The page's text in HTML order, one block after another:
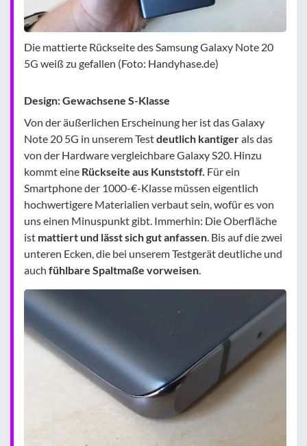
Die mattierte Rückseite des Samsung Galaxy Note 20
5G weiß zu gefallen (Foto: Handyhase.de)
Design: Gewachsene S-Klasse
Von der äußerlichen Erscheinung her ist das Galaxy
Note 20 5G in unserem Testdeutlich kantigerals das
von der Hardware vergleichbare Galaxy S20. Hinzu
kommt eine Rückseite aus Kunststoff. Für ein
Smartphone der 1000-€-Klasse müssen eigentlich
hochwertigere Materialien verbaut sein, wofür es von
uns einen Minuspunkt gibt. Immerhin: Die Oberfläche
ist mattiert und lässt sich gut anfassen. Bis auf die zwei
unteren Ecken, die bei unserem Testgerät deutliche und
auch fühlbare Spaltmaße vorweisen.